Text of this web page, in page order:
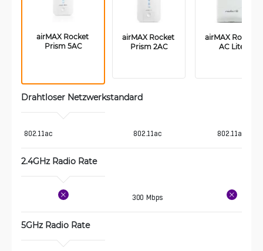
airMAX Rocket
Prism 5AC
airMAX Rocket
Prism 2AC
airMAX Rocket
AC Lite
Drahtloser Netzwerkstandard
802.11ac 802.11ac 802.11ac
2.4GHz Radio Rate
300 Mbps
5GHz Radio Rate